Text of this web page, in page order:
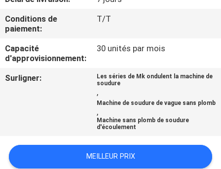
CONTACTEZ-
NOUS
NOUVELLES
VR
Conditions de
paiement:
T/T
Capacité
d'approvisionnement:
30 unités par mois
Surligner:
Les séries de Mk ondulent la machine de
soudure
,
Machine de soudure de vague sans plomb
,
Machine sans plomb de soudure
d'écoulement
MEILLEUR PRIX